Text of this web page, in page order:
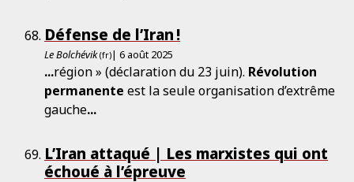
Défense de l’Iran !
Le Bolchévik (fr)| 6 août 2025
...région » (déclaration du 23 juin). Révolution
permanente est la seule organisation d’extrême
gauche...
L’Iran attaqué | Les marxistes qui ont
échoué à l’épreuve